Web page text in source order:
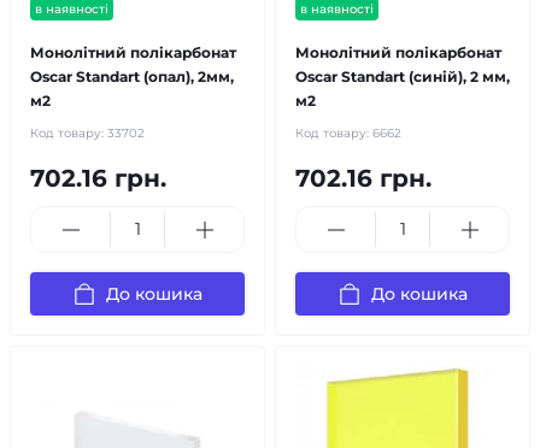
в наявності
Монолітний полікарбонат
Oscar Standart (опал), 2мм,
м2
Код товару: 33702
702.16 грн.
До кошика
в наявності
Монолітний полікарбонат
Oscar Standart (синій), 2 мм,
м2
Код товару: 6662
702.16 грн.
До кошика